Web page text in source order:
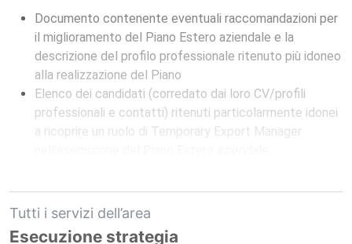
Tutti i servizi dell’area
Esecuzione strategia
Documento contenente eventuali raccomandazioni per
il miglioramento del Piano Estero aziendale e la
descrizione del profilo professionale ritenuto più idoneo
alla realizzazione del Piano
Elenco dei candidati (corredato dai loro CV/profili
professionali e contatti) ritenuti particolarmente idonei
a ricoprire un ruolo di Temporary Export Manager